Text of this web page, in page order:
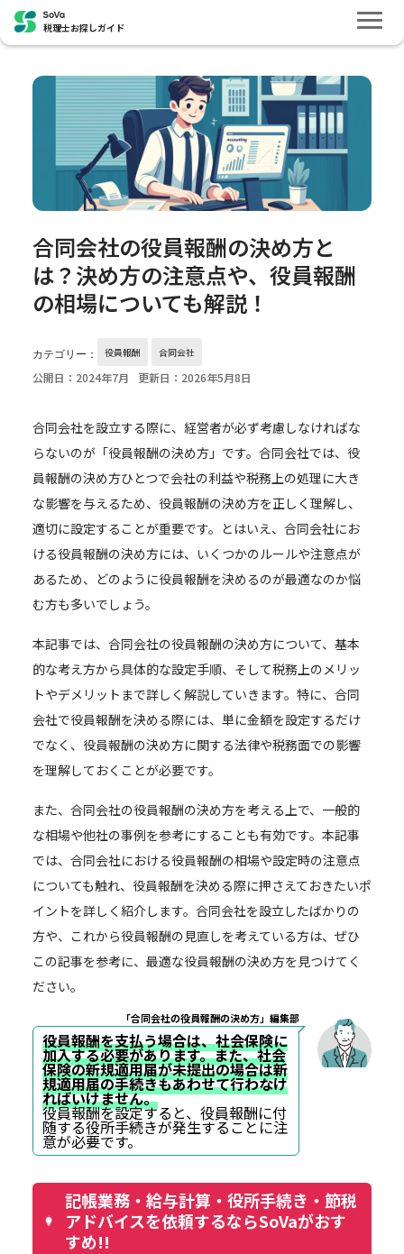
税理士お探しガイド
合同会社の役員報酬の決め方と
は？決め方の注意点や、役員報酬
の相場についても解説！
カテゴリー： 役員報酬 合同会社
公開日：2024年7月 更新日：2026年5月8日
合同会社を設立する際に、経営者が必ず考慮しなければな
らないのが「役員報酬の決め方」です。合同会社では、役
員報酬の決め方ひとつで会社の利益や税務上の処理に大き
な影響を与えるため、役員報酬の決め方を正しく理解し、
適切に設定することが重要です。とはいえ、合同会社にお
ける役員報酬の決め方には、いくつかのルールや注意点が
あるため、どのように役員報酬を決めるのが最適なのか悩
む方も多いでしょう。
本記事では、合同会社の役員報酬の決め方について、基本
的な考え方から具体的な設定手順、そして税務上のメリッ
トやデメリットまで詳しく解説していきます。特に、合同
会社で役員報酬を決める際には、単に金額を設定するだけ
でなく、役員報酬の決め方に関する法律や税務面での影響
を理解しておくことが必要です。
また、合同会社の役員報酬の決め方を考える上で、一般的
な相場や他社の事例を参考にすることも有効です。本記事
では、合同会社における役員報酬の相場や設定時の注意点
についても触れ、役員報酬を決める際に押さえておきたいポ
イントを詳しく紹介します。合同会社を設立したばかりの
方や、これから役員報酬の見直しを考えている方は、ぜひ
この記事を参考に、最適な役員報酬の決め方を見つけてく
ださい。
「合同会社の役員報酬の決め方」編集部
役員報酬を支払う場合は、社会保険に
加入する必要があります。また、社会
保険の新規適用届が未提出の場合は新
規適用届の手続きもあわせて行わなけ
ればいけません。
役員報酬を設定すると、役員報酬に付
随する役所手続きが発生することに注
意が必要です。
記帳業務・給与計算・役所手続き・節税
アドバイスを依頼するならSoVaがおす
すめ!!